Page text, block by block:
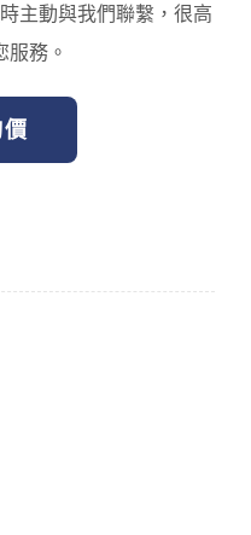
主動與我們聯繫，很高
服務。